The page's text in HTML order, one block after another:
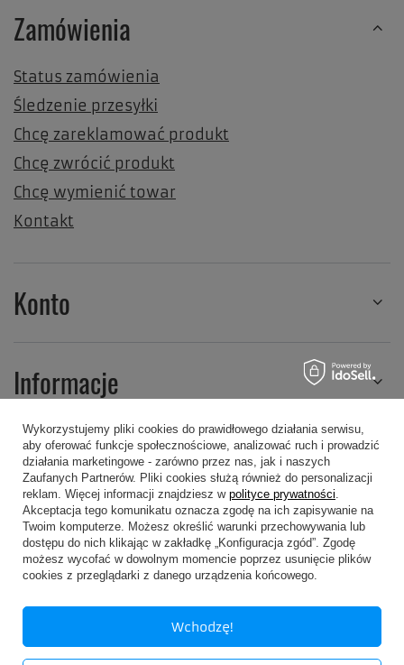
Zamówienia
Status zamówienia
Śledzenie przesyłki
Chcę zareklamować produkt
Chcę zwrócić produkt
Chcę wymienić towar
Kontakt
Konto
Informacje
Regulaminy
607 605 505 kropa@kropa.pl
W sklepie prezentujemy ceny brutto (z VAT).
Wykorzystujemy pliki cookies do prawidłowego działania serwisu,
aby oferować funkcje społecznościowe, analizować ruch i prowadzić
działania marketingowe - zarówno przez nas, jak i naszych
Zaufanych Partnerów. Pliki cookies służą również do personalizacji
reklam. Więcej informacji znajdziesz w polityce prywatności.
Akceptacja tego komunikatu oznacza zgodę na ich zapisywanie na
Twoim komputerze. Możesz określić warunki przechowywania lub
dostępu do nich klikając w zakładkę „Konfiguracja zgód”. Zgodę
możesz wycofać w dowolnym momencie poprzez usunięcie plików
cookies z przeglądarki z danego urządzenia końcowego.
Wchodzę!